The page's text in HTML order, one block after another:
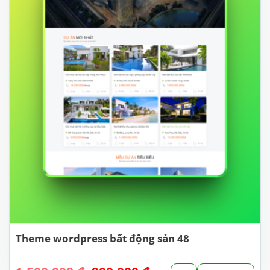
Theme wordpress bất động sản 48